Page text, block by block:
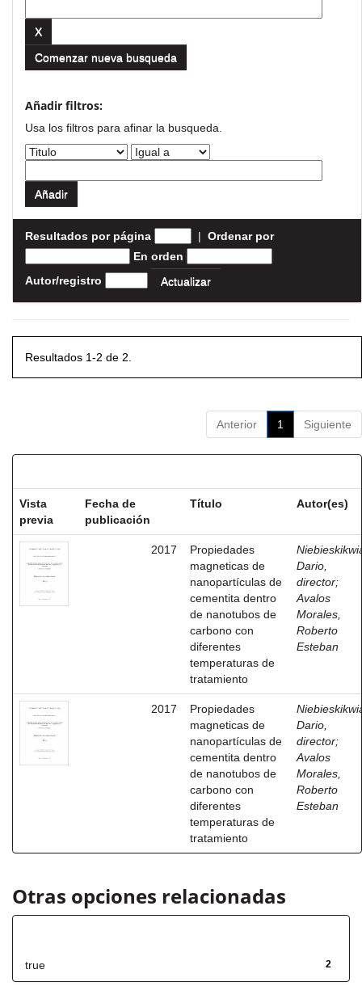
Comenzar nueva busqueda
Añadir filtros:
Usa los filtros para afinar la busqueda.
Resultados por página | Ordenar por
En orden
Autor/registro
Resultados 1-2 de 2.
Anterior 1 Siguiente
Vista
previa
Fecha de
publicación
Título Autor(es)
2017
Propiedades
magneticas de
nanopartículas de
cementita dentro
de nanotubos de
carbono con
diferentes
temperaturas de
tratamiento
Dario,
director;
Avalos
Morales,
Roberto
Esteban
2017
Propiedades
magneticas de
nanopartículas de
cementita dentro
de nanotubos de
carbono con
diferentes
temperaturas de
tratamiento
Dario,
director;
Avalos
Morales,
Roberto
Esteban
Otras opciones relacionadas
2
true